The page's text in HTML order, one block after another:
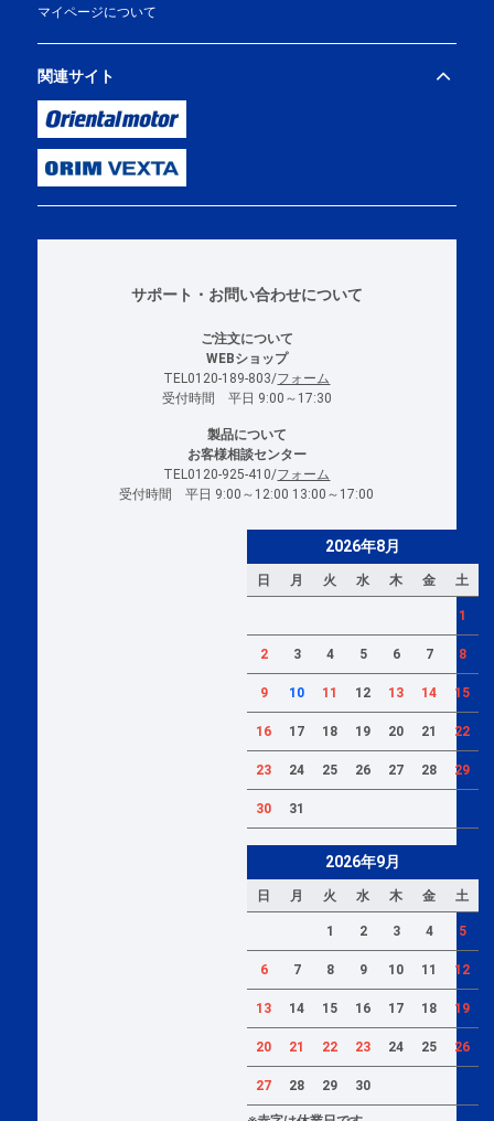
マイページについて
関連サイト
サポート・お問い合わせについて
ご注文について
WEBショップ
TEL0120-189-803/フォーム
受付時間 平日 9:00～17:30
製品について
お客様相談センター
TEL0120-925-410/フォーム
受付時間 平日 9:00～12:00 13:00～17:00
2026年8月
日 月 火 水 木 金 土
1
2 3 4 5 6 7 8
9 10 11 12 13 14 15
16 17 18 19 20 21 22
23 24 25 26 27 28 29
30 31
2026年9月
日 月 火 水 木 金 土
1 2 3 4 5
6 7 8 9 10 11 12
13 14 15 16 17 18 19
20 21 22 23 24 25 26
27 28 29 30